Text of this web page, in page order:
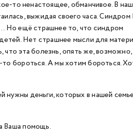
то ненастоящее, обманчивое. В
выжидая своего часа. Синдром
Но ещё страшнее то, что синдром
Нет страшнее мысли для
эта болезнь, опять же,
бороться. А мы хотим бороться.
нужны деньги, которых в нашей
Ваша помощь.